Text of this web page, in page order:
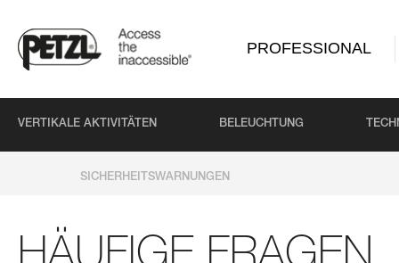
PROFESSIONAL
VERTIKALE AKTIVITÄTEN BELEUCHTUNG
SICHERHEITSWARNUNGEN